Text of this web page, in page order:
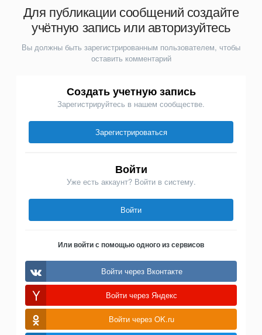
Для публикации сообщений создайте
учётную запись или авторизуйтесь
Вы должны быть зарегистрированным пользователем, чтобы
оставить комментарий
Создать учетную запись
Зарегистрируйтесь в нашем сообществе.
Зарегистрироваться
Войти
Уже есть аккаунт? Войти в систему.
Войти
Или войти с помощью одного из сервисов
Войти через Вконтакте
Войти через Яндекс
Войти через OK.ru